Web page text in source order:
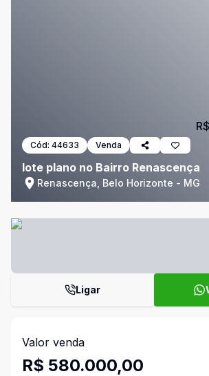
Cód: 44633 Venda
lote plano no Bairro Renascença
Renascença, Belo Horizonte - MG
Ligar
Valor venda
R$ 580.000,00